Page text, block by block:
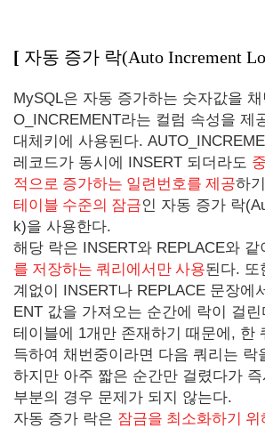
[ 자동 증가 락(Auto Increment
MySQL은 자동 증가하는 숫자값을
O_INCREMENT라는 컬럼 속성을 제
대체키에 사용된다.
레코드가 동시에 INSERT 되더라도
적으로 증가하는 일련번호를 제공하
테이블 수준의 잠금인 자동 증가 락
k)을 사용한다.
해당 락은 INSERT와 REPLACE와 같
를 저장하는 쿼리에서만 사용된다. 또
계없이 INSERT나 REPLACE 문장에
ENT 값을 가져오는 순간에 락이 걸
테이블에 1개만 존재하기 때문에, 한
득하여 채번중이라면 다음 쿼리는 락
하지만 아주 짧은 순간만 걸렸다가
부분의 경우 문제가 되지 않는다.
자동 증가 락은 잠금을 최소화하기 위